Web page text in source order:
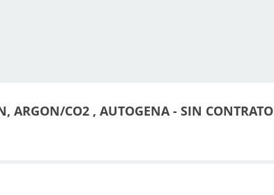
ARGON/CO2 , AUTOGENA - SIN CONTRATO